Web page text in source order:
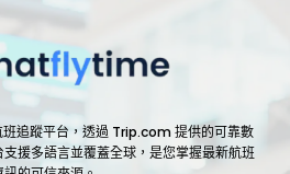
追蹤平台，透過 Trip.com 提供的可靠數
援多語言並覆蓋全球，是您掌握最新航班